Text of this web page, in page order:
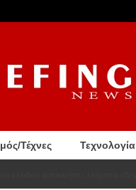
Τέχνες Τεχνολογία